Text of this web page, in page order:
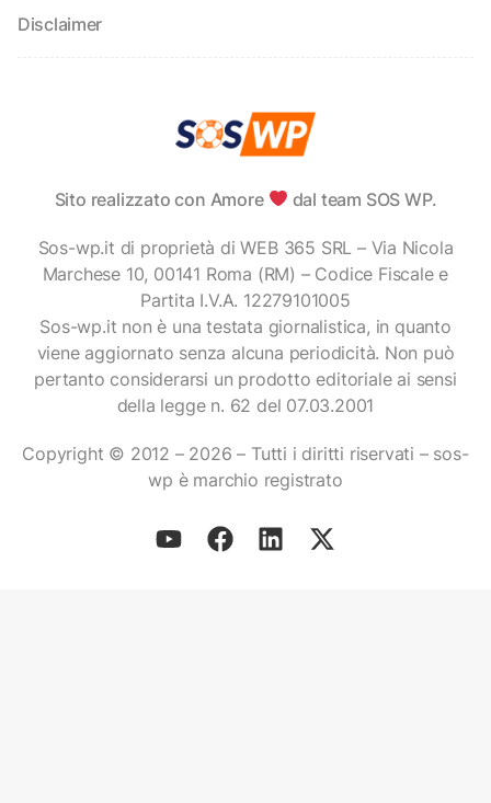
Disclaimer
Sito realizzato con Amore dal team SOS WP.
Sos-wp.it di proprietà di WEB 365 SRL – Via Nicola
Marchese 10, 00141 Roma (RM) – Codice Fiscale e
Partita I.V.A. 12279101005
Sos-wp.it non è una testata giornalistica, in quanto
viene aggiornato senza alcuna periodicità. Non può
pertanto considerarsi un prodotto editoriale ai sensi
della legge n. 62 del 07.03.2001
Copyright © 2012 – 2026 – Tutti i diritti riservati – sos-
wp è marchio registrato